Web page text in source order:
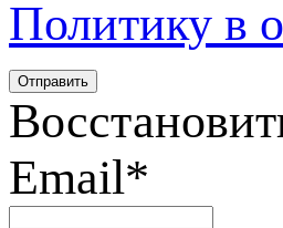
Политику в
Email*